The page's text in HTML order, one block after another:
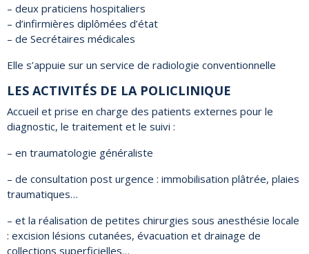
– deux praticiens hospitaliers
– d’infirmières diplômées d’état
– de Secrétaires médicales
Elle s’appuie sur un service de radiologie conventionnelle
LES ACTIVITÉS DE LA POLICLINIQUE
Accueil et prise en charge des patients externes pour le
diagnostic, le traitement et le suivi :
– en traumatologie généraliste
– de consultation post urgence : immobilisation plâtrée, plaies
traumatiques…
– et la réalisation de petites chirurgies sous anesthésie locale
: excision lésions cutanées, évacuation et drainage de
collections superficielles…